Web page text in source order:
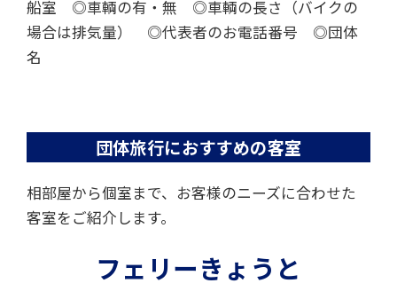
船室 ◎車輌の有・無 ◎車輌の長さ（バイクの
場合は排気量） ◎代表者のお電話番号 ◎団体
名
団体旅行におすすめの客室
相部屋から個室まで、お客様のニーズに合わせた
客室をご紹介します。
フェリーきょうと